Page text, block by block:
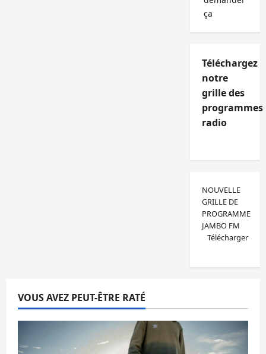
ça
Téléchargez
notre
grille des
programmes
radio
NOUVELLE
GRILLE DE
PROGRAMME
JAMBO FM
Télécharger
VOUS AVEZ PEUT-ÊTRE RATÉ